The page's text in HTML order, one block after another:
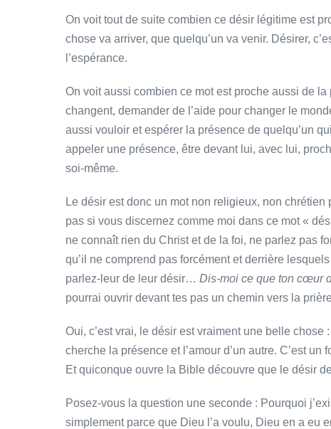
On voit tout de suite combien ce désir légitime est
chose va arriver, que quelqu’un va venir. Désirer,
l’espérance.
On voit aussi combien ce mot est proche aussi de
changent, demander de l’aide pour changer le
aussi vouloir et espérer la présence de quelqu’un
appeler une présence, être devant lui, avec lui,
soi-même.
Le désir est donc un mot non religieux, non
pas si vous discernez comme moi dans ce mot «
ne connaît rien du Christ et de la foi, ne parlez pas
qu’il ne comprend pas forcément et derrière
parlez-leur de leur désir… Dis-moi ce que ton cœur
pourrai ouvrir devant tes pas un chemin vers la
Oui, c’est vrai, le désir est vraiment une belle
cherche la présence et l’amour d’un autre. C’est
Et quiconque ouvre la Bible découvre que le désir
Posez-vous la question une seconde : Pourquoi
simplement parce que Dieu l’a voulu, Dieu en a eu